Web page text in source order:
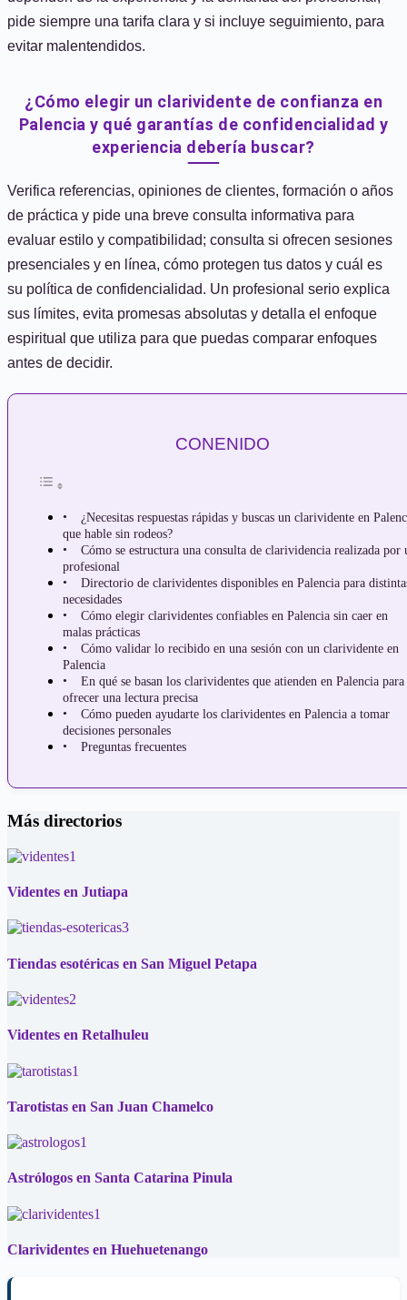
pide siempre una tarifa clara y si incluye seguimiento, para
evitar malentendidos.
¿Cómo elegir un clarividente de confianza en
Palencia y qué garantías de confidencialidad y
experiencia debería buscar?
Verifica referencias, opiniones de clientes, formación o años
de práctica y pide una breve consulta informativa para
evaluar estilo y compatibilidad; consulta si ofrecen sesiones
presenciales y en línea, cómo protegen tus datos y cuál es
su política de confidencialidad. Un profesional serio explica
sus límites, evita promesas absolutas y detalla el enfoque
espiritual que utiliza para que puedas comparar enfoques
antes de decidir.
CONENIDO
¿Necesitas respuestas rápidas y buscas un clarividente en
que hable sin rodeos?
Cómo se estructura una consulta de clarividencia realizada por
profesional
Directorio de clarividentes disponibles en Palencia para
necesidades
Cómo elegir clarividentes confiables en Palencia sin caer en
malas prácticas
Cómo validar lo recibido en una sesión con un clarividente en
Palencia
En qué se basan los clarividentes que atienden en Palencia para
ofrecer una lectura precisa
Cómo pueden ayudarte los clarividentes en Palencia a tomar
decisiones personales
Preguntas frecuentes
Más directorios
Videntes en Jutiapa
Tiendas esotéricas en San Miguel Petapa
Videntes en Retalhuleu
Tarotistas en San Juan Chamelco
Astrólogos en Santa Catarina Pinula
Clarividentes en Huehuetenango